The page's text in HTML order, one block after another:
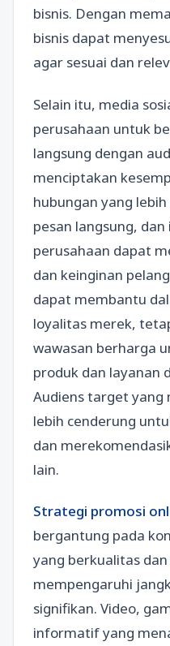
bisnis. Dengan
bisnis dapat
agar sesuai dan
Selain itu, media
perusahaan untuk
langsung dengan
menciptakan
hubungan yang
pesan langsung,
perusahaan dapat
dan keinginan
dapat membantu
loyalitas merek,
wawasan berharga
produk dan layanan
Audiens target yang
lebih cenderung
dan
lain.
Strategi promosi
bergantung pada
yang berkualitas
mempengaruhi
signifikan. Video,
informatif yang